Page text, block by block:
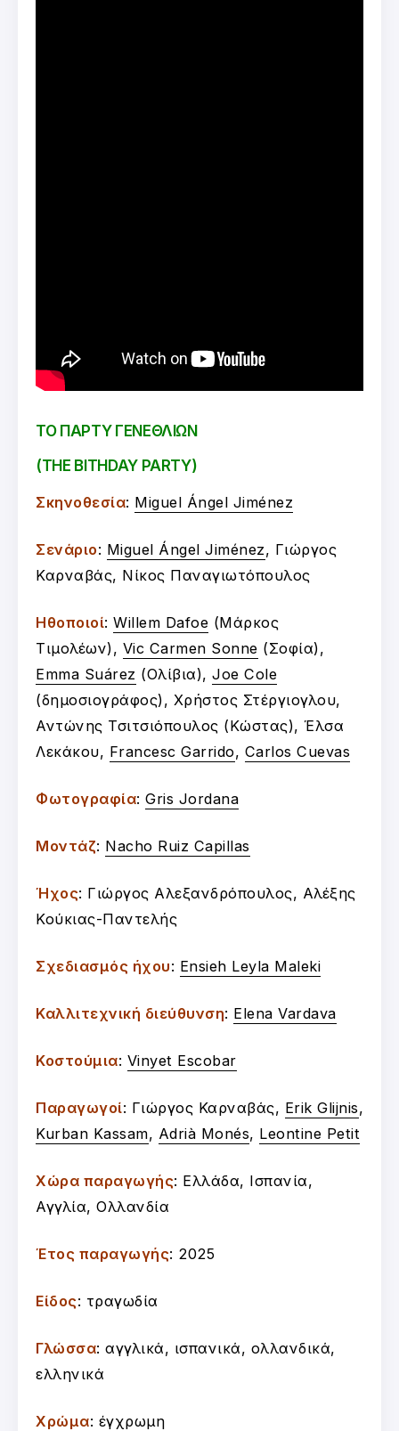
ΤΟ ΠΑΡΤΥ ΓΕΝΕΘΛΙΩΝ
(THE BITHDAY PARTY)
Σκηνοθεσία: Miguel Ángel Jiménez
Σενάριο: Miguel Ángel Jiménez, Γιώργος
Καρναβάς, Νίκος Παναγιωτόπουλος
Ηθοποιοί: Willem Dafoe (Μάρκος
Τιμολέων), Vic Carmen Sonne (Σοφία),
Emma Suárez (Ολίβια), Joe Cole
(δημοσιογράφος), Χρήστος Στέργιογλου,
Αντώνης Τσιτσιόπουλος (Κώστας), Έλσα
Λεκάκου, Francesc Garrido, Carlos Cuevas
Φωτογραφία: Gris Jordana
Μοντάζ: Nacho Ruiz Capillas
Ήχος: Γιώργος Αλεξανδρόπουλος, Αλέξης
Κούκιας-Παντελής
Σχεδιασμός ήχου: Ensieh Leyla Maleki
Καλλιτεχνική διεύθυνση: Elena Vardava
Κοστούμια: Vinyet Escobar
Παραγωγοί: Γιώργος Καρναβάς, Erik Glijnis,
Kurban Kassam, Adrià Monés, Leontine Petit
Χώρα παραγωγής: Ελλάδα, Ισπανία,
Αγγλία, Ολλανδία
Έτος παραγωγής: 2025
Είδος: τραγωδία
Γλώσσα: αγγλικά, ισπανικά, ολλανδικά,
ελληνικά
Χρώμα: έγχρωμη